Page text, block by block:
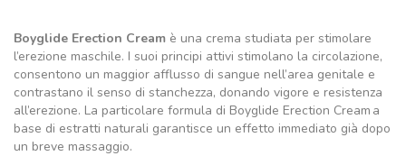
Boyglide Erection Cream è una crema studiata per stimolare
l’erezione maschile. I suoi principi attivi stimolano la circolazione,
consentono un maggior afflusso di sangue nell’area genitale e
contrastano il senso di stanchezza, donando vigore e resistenza
all’erezione. La particolare formula di Boyglide Erection Cream a
base di estratti naturali garantisce un effetto immediato già dopo
un breve massaggio.